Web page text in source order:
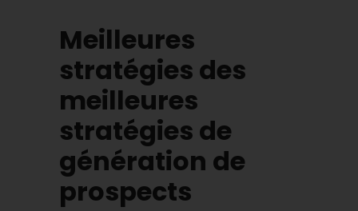
Meilleures
stratégies des
meilleures
stratégies de
génération de
prospects